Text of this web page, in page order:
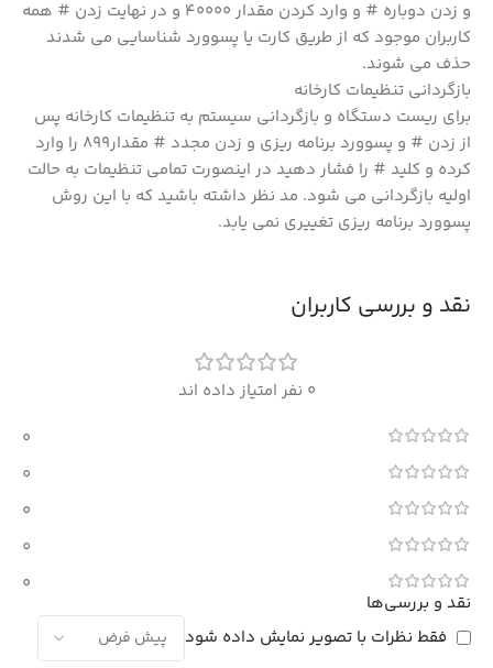
و زدن دوباره # و وارد کردن مقدار 40000 و در نهایت زدن # همه
کاربران موجود که از طریق کارت یا پسوورد شناسایی می شدند
حذف می شوند.
بازگردانی تنظیمات کارخانه
برای ریست دستگاه و بازگردانی سیستم به تنظیمات کارخانه پس
از زدن # و پسوورد برنامه ریزی و زدن مجدد # مقدار899 را وارد
کرده و کلید # را فشار دهید در اینصورت تمامی تنظیمات به حالت
اولیه بازگردانی می شود. مد نظر داشته باشید که با این روش
پسوورد برنامه ریزی تغییری نمی یابد.
نقد و بررسی کاربران
0 نفر امتیاز داده اند
0
0
0
0
0
نقد و بررسی‌ها
فقط نظرات با تصویر نمایش داده شود